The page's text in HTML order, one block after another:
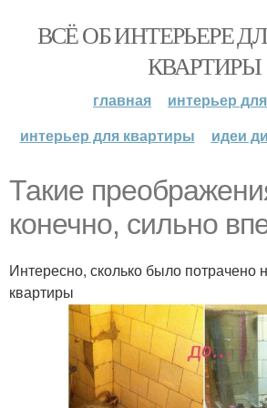
ВСЁ ОБ ИНТЕРЬЕРЕ
КВАРТИРЫ
главная
интерьер
интерьер для квартиры
идеи
Такие
конечно, сильно
Интересно, сколько было потрачено
квартиры